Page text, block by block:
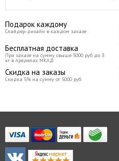
Подарок каждому
Слайдер-дизайн в каждом заказе
Бесплатная доставка
При заказе на сумму свыше 5000 руб до 3
кг в пределах МКАД
Скидка на заказы
Скидка 5% на сумму от 5000 руб